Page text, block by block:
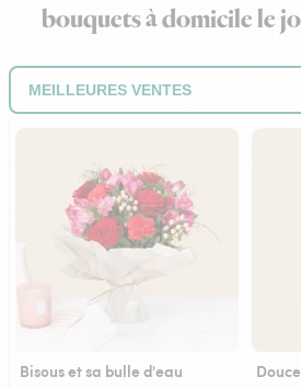
bouquets à domicile le
Bisous et sa bulle d'eau